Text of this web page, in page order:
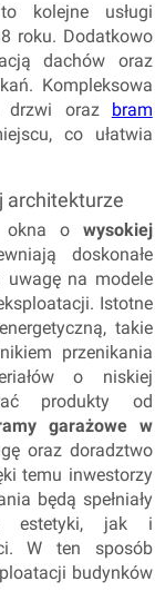
kolejne usługi
roku. Dodatkowo
dachów oraz
Kompleksowa
drzwi oraz bram
co ułatwia
architekturze
okna o wysokiej
doskonałe
uwagę na modele
Istotne
takie
przenikania
o niskiej
produkty od
garażowe w
oraz doradztwo
temu inwestorzy
będą spełniały
estetyki, jak i
W ten sposób
budynków